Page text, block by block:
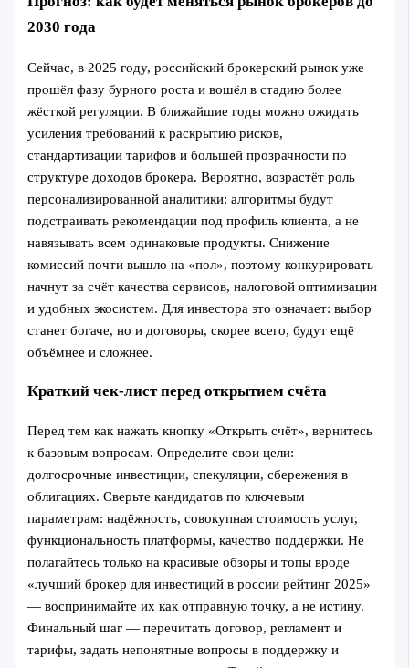
2030 года
Сейчас, в 2025 году, российский брокерский рынок уже
прошёл фазу бурного роста и вошёл в стадию более
жёсткой регуляции. В ближайшие годы можно ожидать
усиления требований к раскрытию рисков,
стандартизации тарифов и большей прозрачности по
структуре доходов брокера. Вероятно, возрастёт роль
персонализированной аналитики: алгоритмы будут
подстраивать рекомендации под профиль клиента, а не
навязывать всем одинаковые продукты. Снижение
комиссий почти вышло на «пол», поэтому конкурировать
начнут за счёт качества сервисов, налоговой оптимизации
и удобных экосистем. Для инвестора это означает: выбор
станет богаче, но и договоры, скорее всего, будут ещё
объёмнее и сложнее.
Краткий чек-лист перед открытием счёта
Перед тем как нажать кнопку «Открыть счёт», вернитесь
к базовым вопросам. Определите свои цели:
долгосрочные инвестиции, спекуляции, сбережения в
облигациях. Сверьте кандидатов по ключевым
параметрам: надёжность, совокупная стоимость услуг,
функциональность платформы, качество поддержки. Не
полагайтесь только на красивые обзоры и топы вроде
«лучший брокер для инвестиций в россии рейтинг 2025»
— воспринимайте их как отправную точку, а не истину.
Финальный шаг — перечитать договор, регламент и
тарифы, задать непонятные вопросы в поддержку и